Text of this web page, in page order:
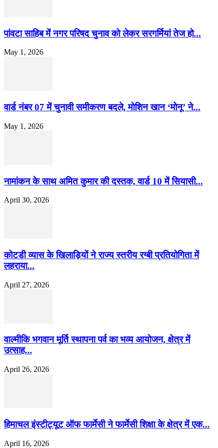
पांवटा साहिब में नगर परिषद चुनाव को लेकर सरगर्मियां तेज हो...
May 1, 2026
वार्ड नंबर 07 में चुनावी समीकरण बदले, मोशिन खान ‘मोनू’ ने...
May 1, 2026
नामांकन के साथ अमित कुमार की दस्तक, वार्ड 10 में सियासी...
April 30, 2026
कोटडी व्यास के खिलाड़ियों ने राज्य स्तरीय रग्बी प्रतियोगिता में
लहराया...
April 27, 2026
वाल्मीकि भगवान मूर्ति स्थापना पर्व का भव्य आयोजन, क्षेत्र में
उत्साह...
April 26, 2026
हिमाचल इंस्टीट्यूट ऑफ फार्मेसी ने फार्मेसी शिक्षा के क्षेत्र में एक...
April 16, 2026